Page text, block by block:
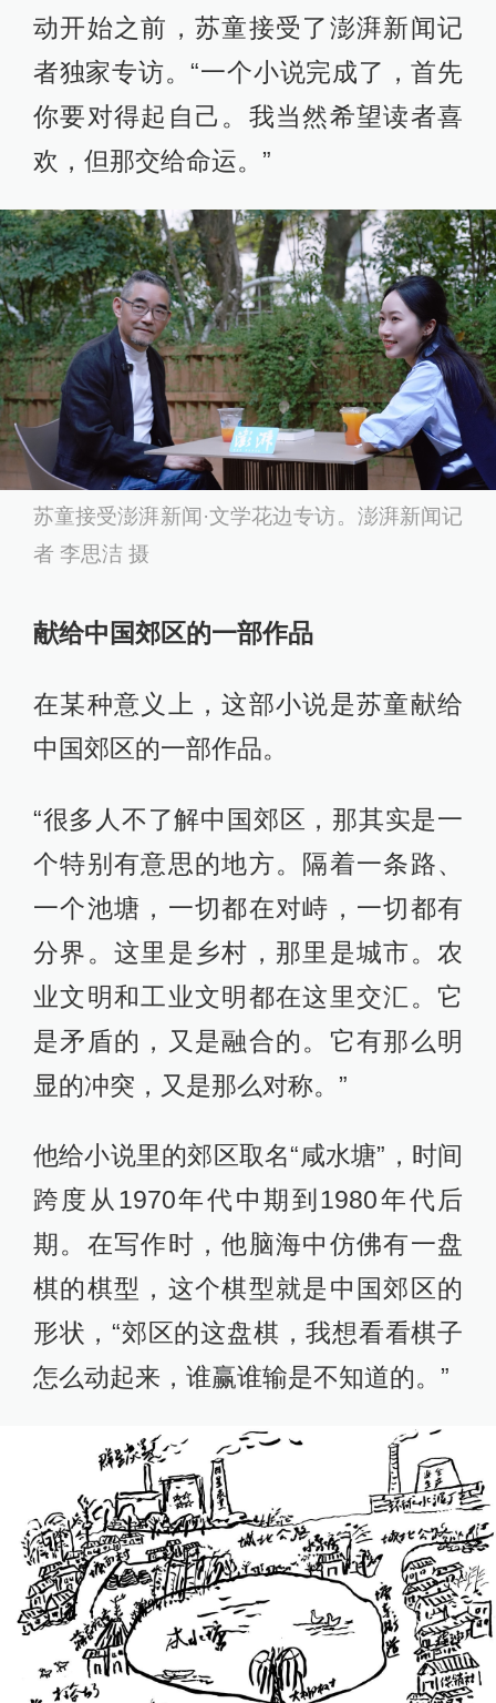
动开始之前，苏童接受了澎湃新闻记
者独家专访。“一个小说完成了，首先
你要对得起自己。我当然希望读者喜
欢，但那交给命运。”
苏童接受澎湃新闻·文学花边专访。澎湃新闻记
者 李思洁 摄
献给中国郊区的一部作品
在某种意义上，这部小说是苏童献给
中国郊区的一部作品。
“很多人不了解中国郊区，那其实是一
个特别有意思的地方。隔着一条路、
一个池塘，一切都在对峙，一切都有
分界。这里是乡村，那里是城市。农
业文明和工业文明都在这里交汇。它
是矛盾的，又是融合的。它有那么明
显的冲突，又是那么对称。”
他给小说里的郊区取名“咸水塘”，时间
跨度从1970年代中期到1980年代后
期。在写作时，他脑海中仿佛有一盘
棋的棋型，这个棋型就是中国郊区的
形状，“郊区的这盘棋，我想看看棋子
怎么动起来，谁赢谁输是不知道的。”